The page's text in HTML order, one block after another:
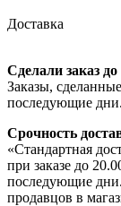
Доставка
Сделали заказ
Заказы,
последующие дни.
Срочность
«Стандартная
при заказе до
последующие
продавцов в